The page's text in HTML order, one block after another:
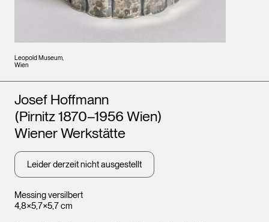
Leopold Museum,
Wien
Messing versilbert
4,8×5,7×5,7 cm
Künstler*innen
Josef Hoffmann
(Pirnitz 1870–1956 Wien)
Wiener Werkstätte
Leider derzeit nicht ausgestellt